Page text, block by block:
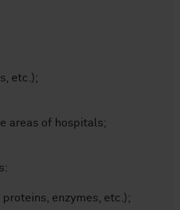
etc.);
areas of hospitals;
enzymes, etc.);